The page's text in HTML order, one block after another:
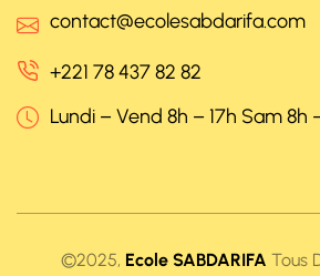
contact@ecolesabdarifa.com
+221 78 437 82 82
Lundi – Vend 8h – 17h Sam 8h
©2025, Ecole SABDARIFA Tous